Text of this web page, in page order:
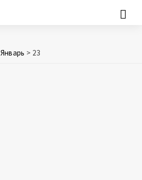
Январь > 23